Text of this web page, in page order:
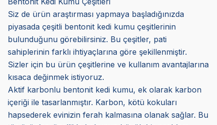
Siz de ürün araştırması yapmaya başladığınızda
piyasada çeşitli bentonit kedi kumu çeşitlerinin
bulunduğunu görebilirsiniz. Bu çeşitler, pati
sahiplerinin farklı ihtiyaçlarına göre şekillenmiştir.
Sizler için bu ürün çeşitlerine ve kullanım avantajlarına
kısaca değinmek istiyoruz.
Aktif karbonlu bentonit kedi kumu, ek olarak karbon
içeriği ile tasarlanmıştır. Karbon, kötü kokuları
hapsederek evinizin ferah kalmasına olanak sağlar. Bu